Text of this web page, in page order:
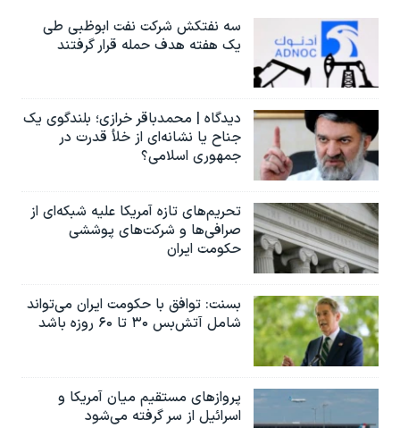
سه نفتکش شرکت نفت ابوظبی طی
یک هفته هدف حمله قرار گرفتند
دیدگاه | محمدباقر خرازی؛ بلندگوی یک
جناح یا نشانه‌ای از خلأ قدرت در
جمهوری اسلامی؟
تحریم‌های تازه آمریکا علیه شبکه‌ای از
صرافی‌ها و شرکت‌های پوششی
حکومت ایران
بسنت: توافق با حکومت ایران می‌تواند
شامل آتش‌بس ۳۰ تا ۶۰ روزه باشد
پروازهای مستقیم میان آمریکا و
اسرائیل از سر گرفته می‌شود